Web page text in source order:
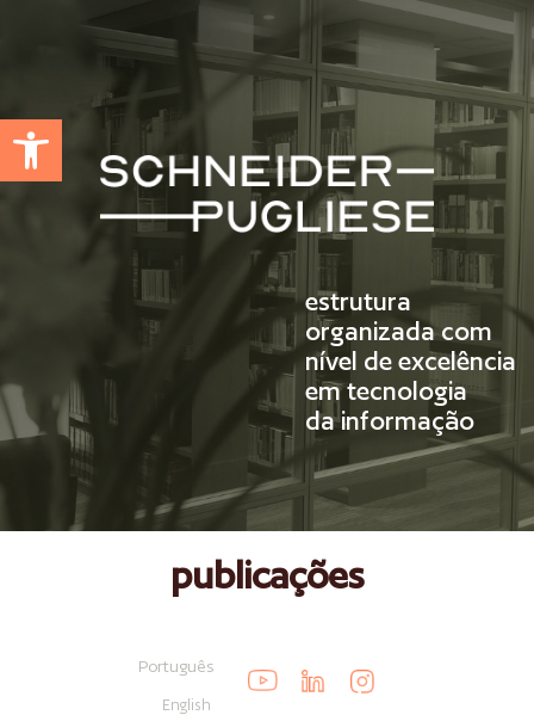
Abrir a barra de ferramentas
estrutura
organizada com
nível de excelência
em tecnologia
da informação
publicações
Português
English